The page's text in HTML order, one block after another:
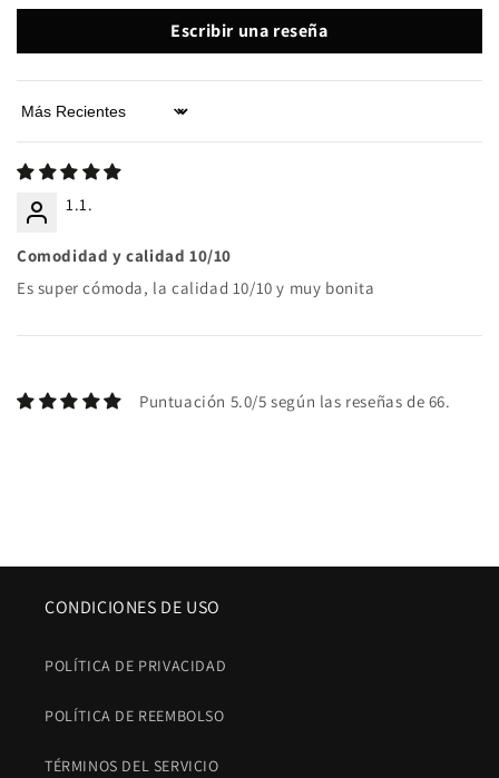
Escribir una reseña
Sort by
1.1.
Comodidad y calidad 10/10
Es super cómoda, la calidad 10/10 y muy bonita
Puntuación 5.0/5 según las reseñas de 66.
CONDICIONES DE USO
POLÍTICA DE PRIVACIDAD
POLÍTICA DE REEMBOLSO
TÉRMINOS DEL SERVICIO